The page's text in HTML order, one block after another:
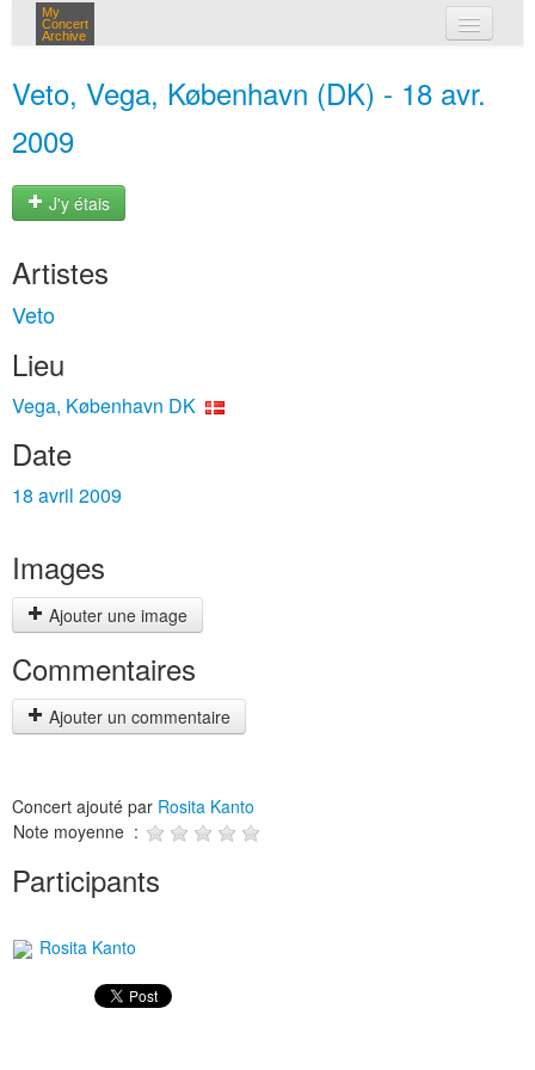
My
Concert
Archive
Veto, Vega, København (DK) - 18 avr.
2009
J'y étais
Artistes
Veto
Lieu
Vega, København DK
Date
18 avril 2009
Images
Ajouter une image
Commentaires
Ajouter un commentaire
Concert ajouté par Rosita Kanto
Note moyenne :
Participants
Rosita Kanto